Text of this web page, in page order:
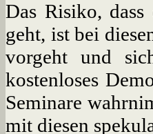
Das Risiko,
geht, ist bei
vorgeht und
kostenloses
Seminare
mit diesen